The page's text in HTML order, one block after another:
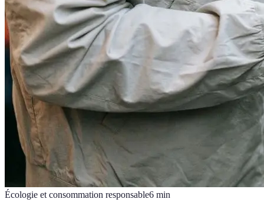
Écologie et consommation responsable6 min